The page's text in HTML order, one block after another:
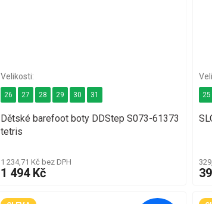
Dětské barefoot boty DDStep S073-61373
tetris
1 234,71 Kč bez DPH
1 494 Kč
26 27 28 29 30 31 25